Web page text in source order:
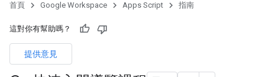
首頁 Google Workspace Apps Script 指南
這對你有幫助嗎？
提供意見